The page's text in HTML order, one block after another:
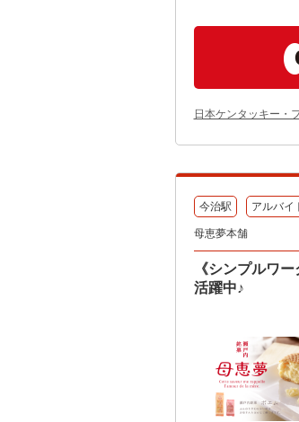
日本ケンタッキー・
今治駅 アルバイ
母恵夢本舗
《シンプルワ
活躍中♪